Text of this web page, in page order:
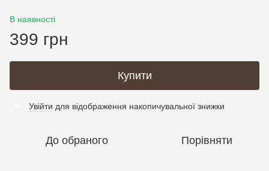
В наявності
399 грн
Купити
Увійти для відображення накопичувальної знижки
До обраного Порівняти